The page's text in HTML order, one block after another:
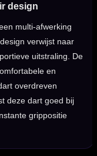
design
multi-afwerking
verwijst naar
uitstraling. De
en
overdreven
deze dart goed bij
grippositie